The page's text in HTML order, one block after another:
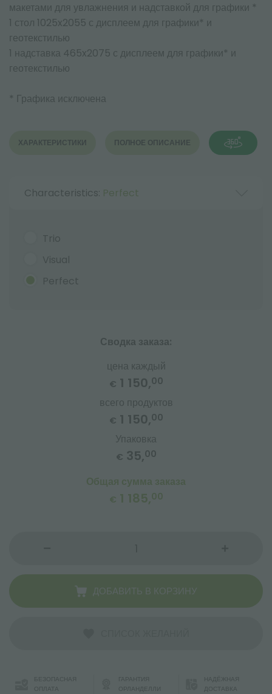
макетами для увлажнения и надставкой для графики *
1 стол 1025x2055 с дисплеем для графики* и
геотекстилью
1 надставка 465x2075 с дисплеем для графики* и
геотекстилью
* Графика исключена
ХАРАКТЕРИСТИКИ ПОЛНОЕ ОПИСАНИЕ
Characteristics: Perfect
Trio
Visual
Perfect
Сводка заказа:
цена каждый
€ 1 150,00
всего продуктов
€ 1 150,00
Упаковка
€ 35,00
Общая сумма заказа
€ 1 185,00
ДОБАВИТЬ В КОРЗИНУ
БЕЗОПАСНАЯ
ОПЛАТА
ГАРАНТИЯ
ОРЛАНДЕЛЛИ
НАДЁЖНАЯ
ДОСТАВКА